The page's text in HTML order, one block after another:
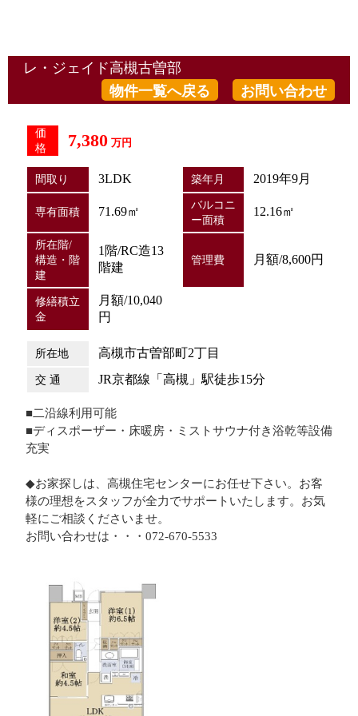
レ・ジェイド高槻古曽部
物件一覧へ戻る
お問い合わせ
価
格
7,380 万円
間取り 3LDK 築年月 2019年9月
専有面積 71.69㎡
バルコニ
ー面積
12.16㎡
所在階/
構造・階
建
1階/RC造13
階建
管理費 月額/8,600円
修繕積立
金
月額/10,040
円
所在地 高槻市古曽部町2丁目
交 通 JR京都線「高槻」駅徒歩15分
■二沿線利用可能
■ディスポーザー・床暖房・ミストサウナ付き浴乾等設備
充実
◆お家探しは、高槻住宅センターにお任せ下さい。お客
様の理想をスタッフが全力でサポートいたします。お気
軽にご相談くださいませ。
お問い合わせは・・・072-670-5533